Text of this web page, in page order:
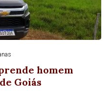
homem
Goiás